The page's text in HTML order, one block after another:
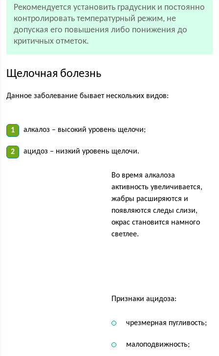
Рекомендуется установить градусник и постоянно
контролировать температурный режим, не
допуская его повышения либо понижения до
критичных отметок.
Щелочная болезнь
Данное заболевание бывает нескольких видов:
алкалоз – высокий уровень щелочи;
ацидоз – низкий уровень щелочи.
Во время алкалоза
активность увеличивается,
жабры расширяются и
появляются следы слизи,
окрас становится намного
светлее.
Признаки ацидоза:
чрезмерная пугливость;
малоподвижность;